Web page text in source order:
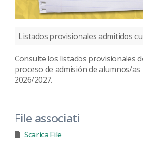
Listados provisionales admitidos
Consulte los listados provisionales
proceso de admisión de alumnos/as
2026/2027.
File associati
Scarica File